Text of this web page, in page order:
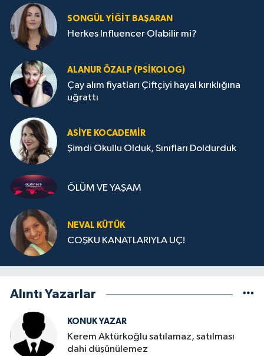
SONGÜL YIĞIT BAŞARAN
Herkes Influencer Olabilir mi?
ALANUR ÖZALP (PSIKOLOG)
Çay alım fiyatları Çiftçiyi hayal kırıklığına
uğrattı
ASIYE KOCADEMİR
Şimdi Okullu Olduk, Sınıfları Doldurduk
ÖLÜM VE YAŞAM
NEVAL KÜTÜK
COŞKU KANATLARIYLA UÇ!
Alıntı Yazarlar
KONUK YAZAR
Kerem Aktürkoğlu satılamaz, satılması
dahi düşünülemez